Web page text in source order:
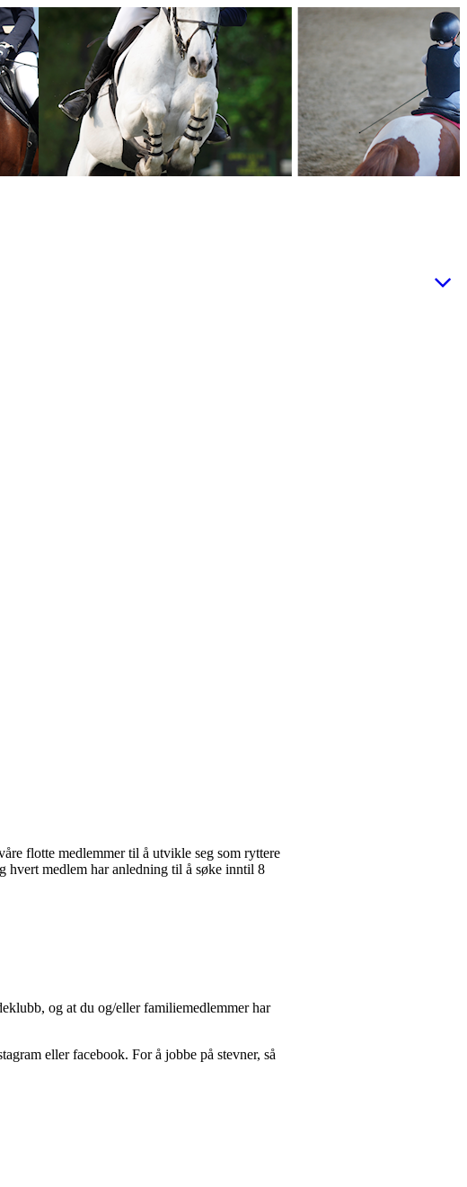
flotte medlemmer til å utvikle seg som ryttere
hvert medlem har anledning til å søke inntil 8
og at du og/eller familiemedlemmer har
eller facebook. For å jobbe på stevner, så